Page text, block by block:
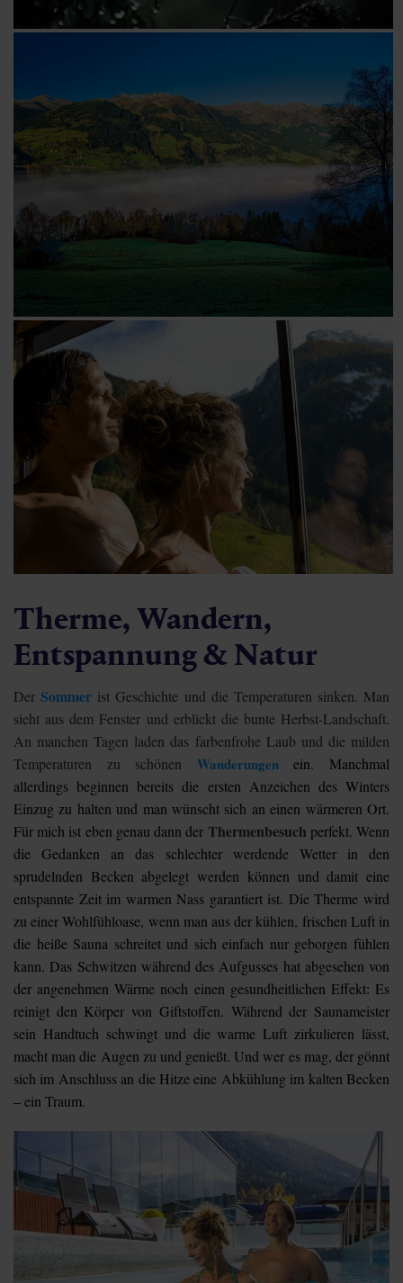
Therme, Wandern,
Entspannung & Natur
DerSommer ist Geschichte und die Temperaturen sinken. Man
sieht aus dem Fenster und erblickt die bunte Herbst-Landschaft.
An manchen Tagen laden das farbenfrohe Laub und die milden
Temperaturen zu schönen Wanderungen ein. Manchmal
allerdings beginnen bereits die ersten Anzeichen des Winters
Einzug zu halten und man wünscht sich an einen wärmeren Ort.
Für mich ist eben genau dann der Thermenbesuch perfekt. Wenn
die Gedanken an das schlechter werdende Wetter in den
sprudelnden Becken abgelegt werden können und damit eine
entspannte Zeit im warmen Nass garantiert ist. Die Therme wird
zu einer Wohlfühloase, wenn man aus der kühlen, frischen Luft in
die heiße Sauna schreitet und sich einfach nur geborgen fühlen
kann. Das Schwitzen während des Aufgusses hat abgesehen von
der angenehmen Wärme noch einen gesundheitlichen Effekt: Es
reinigt den Körper von Giftstoffen. Während der Saunameister
sein Handtuch schwingt und die warme Luft zirkulieren lässt,
macht man die Augen zu und genießt. Und wer es mag, der gönnt
sich im Anschluss an die Hitze eine Abkühlung im kalten Becken
– ein Traum.